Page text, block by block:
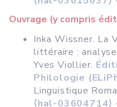
Ouvrage (y compris
Inka Wissner. La
littéraire :
Yves Viollier.
Philologie
Linguistique
⟨hal-03604714⟩